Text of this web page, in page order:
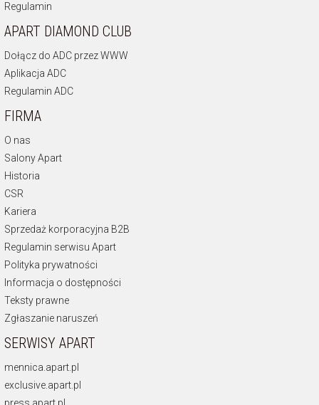
Regulamin
APART DIAMOND CLUB
Dołącz do ADC przez WWW
Aplikacja ADC
Regulamin ADC
FIRMA
O nas
Salony Apart
Historia
CSR
Kariera
Sprzedaż korporacyjna B2B
Regulamin serwisu Apart
Polityka prywatności
Informacja o dostępności
Teksty prawne
Zgłaszanie naruszeń
SERWISY APART
mennica.apart.pl
exclusive.apart.pl